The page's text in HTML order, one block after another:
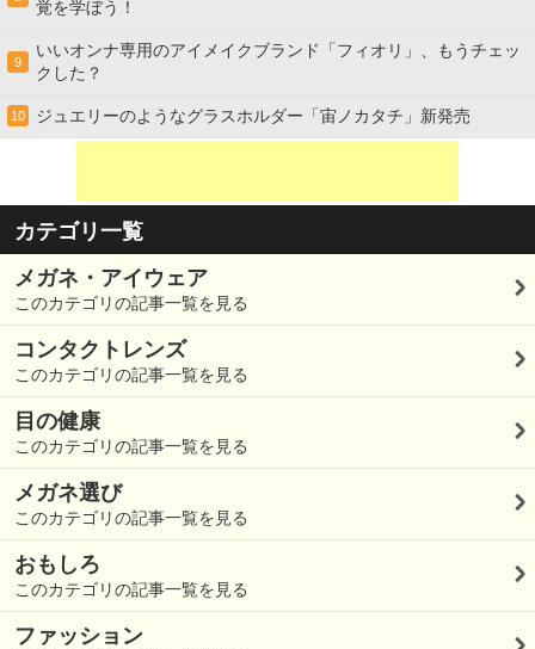
覚を学ぼう！
9
いいオンナ専用のアイメイクブランド「フィオリ」、もうチェッ
クした？
10 ジュエリーのようなグラスホルダー「宙ノカタチ」新発売
カテゴリ一覧
メガネ・アイウェア
このカテゴリの記事一覧を見る
コンタクトレンズ
このカテゴリの記事一覧を見る
目の健康
このカテゴリの記事一覧を見る
メガネ選び
このカテゴリの記事一覧を見る
おもしろ
このカテゴリの記事一覧を見る
ファッション